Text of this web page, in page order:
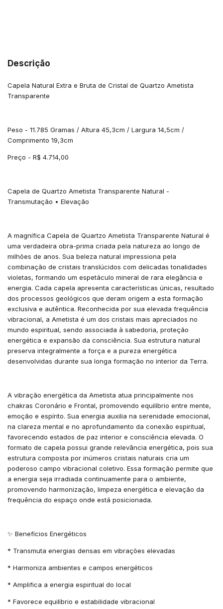
Descrição
Capela Natural Extra e Bruta de Cristal de Quartzo Ametista
Transparente
Peso - 11.785 Gramas / Altura 45,3cm / Largura 14,5cm /
Comprimento 19,3cm
Preço - R$ 4.714,00
Capela de Quartzo Ametista Transparente Natural -
Transmutação • Elevação
A magnífica Capela de Quartzo Ametista Transparente Natural é
uma verdadeira obra-prima criada pela natureza ao longo de
milhões de anos. Sua beleza natural impressiona pela
combinação de cristais translúcidos com delicadas tonalidades
violetas, formando um espetáculo mineral de rara elegância e
energia. Cada capela apresenta características únicas, resultado
dos processos geológicos que deram origem a esta formação
exclusiva e autêntica. Reconhecida por sua elevada frequência
vibracional, a Ametista é um dos cristais mais apreciados no
mundo espiritual, sendo associada à sabedoria, proteção
energética e expansão da consciência. Sua estrutura natural
preserva integralmente a força e a pureza energética
desenvolvidas durante sua longa formação no interior da Terra.
A vibração energética da Ametista atua principalmente nos
chakras Coronário e Frontal, promovendo equilíbrio entre mente,
emoção e espírito. Sua energia auxilia na serenidade emocional,
na clareza mental e no aprofundamento da conexão espiritual,
favorecendo estados de paz interior e consciência elevada. O
formato de capela possui grande relevância energética, pois sua
estrutura composta por inúmeros cristais naturais cria um
poderoso campo vibracional coletivo. Essa formação permite que
a energia seja irradiada continuamente para o ambiente,
promovendo harmonização, limpeza energética e elevação da
frequência do espaço onde está posicionada.
✨ Benefícios Energéticos
* Transmuta energias densas em vibrações elevadas
* Harmoniza ambientes e campos energéticos
* Amplifica a energia espiritual do local
* Favorece equilíbrio e estabilidade vibracional